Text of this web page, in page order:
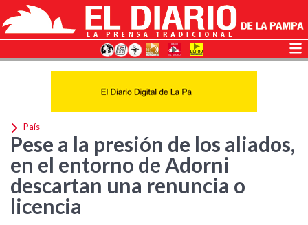
País
Pese a la presión de los aliados,
en el entorno de Adorni
descartan una renuncia o
licencia